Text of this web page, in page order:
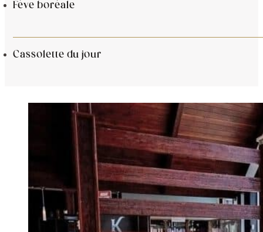
Fève boréale
Cassolette du jour